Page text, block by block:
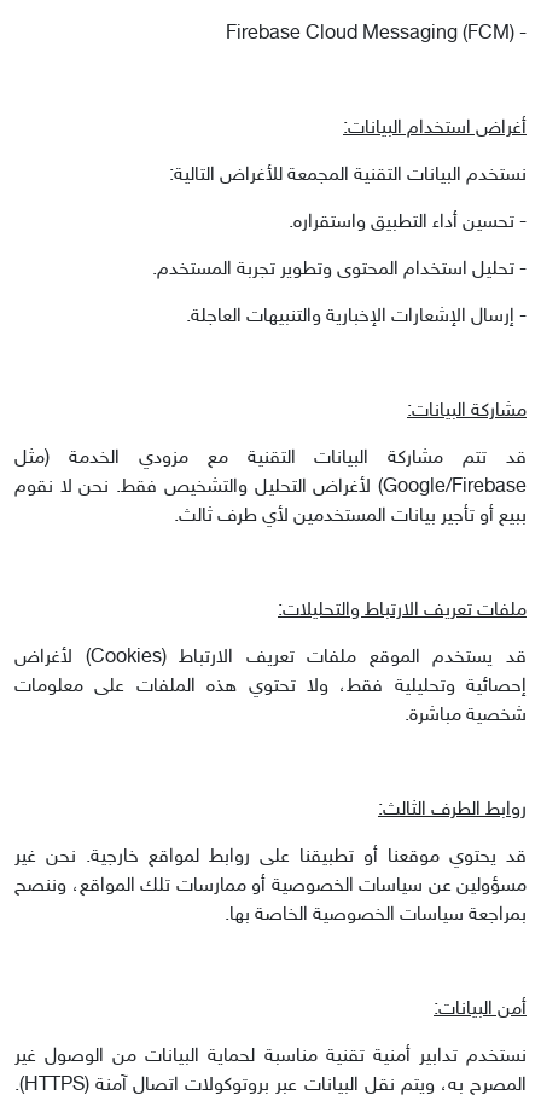
- Firebase Cloud Messaging (FCM)
أغراض استخدام البيانات:
نستخدم البيانات التقنية المجمعة للأغراض التالية:
- تحسين أداء التطبيق واستقراره.
- تحليل استخدام المحتوى وتطوير تجربة المستخدم.
- إرسال الإشعارات الإخبارية والتنبيهات العاجلة.
مشاركة البيانات:
قد تتم مشاركة البيانات التقنية مع مزودي الخدمة (مثل
Google/Firebase) لأغراض التحليل والتشخيص فقط. نحن لا نقوم
ببيع أو تأجير بيانات المستخدمين لأي طرف ثالث.
ملفات تعريف الارتباط والتحليلات:
قد يستخدم الموقع ملفات تعريف الارتباط (Cookies) لأغراض
إحصائية وتحليلية فقط، ولا تحتوي هذه الملفات على معلومات
شخصية مباشرة.
روابط الطرف الثالث:
قد يحتوي موقعنا أو تطبيقنا على روابط لمواقع خارجية. نحن غير
مسؤولين عن سياسات الخصوصية أو ممارسات تلك المواقع، وننصح
بمراجعة سياسات الخصوصية الخاصة بها.
أمن البيانات:
نستخدم تدابير أمنية تقنية مناسبة لحماية البيانات من الوصول غير
المصرح به، ويتم نقل البيانات عبر بروتوكولات اتصال آمنة (HTTPS).